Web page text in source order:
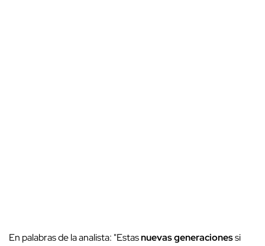
En palabras de la analista: "Estasnuevas generacionessi